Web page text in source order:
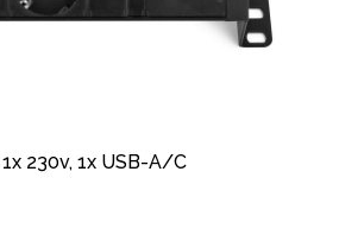
230v, 1x USB-A/C